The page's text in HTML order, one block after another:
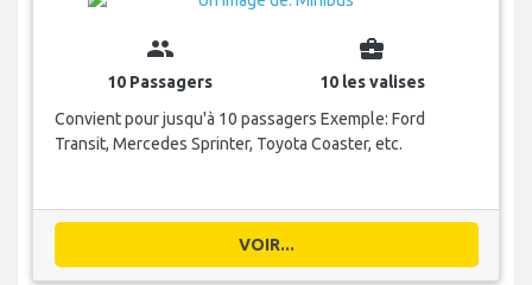
group
10 Passagers
business_center
10 les valises
Convient pour jusqu'à 10 passagers Exemple: Ford
Transit, Mercedes Sprinter, Toyota Coaster, etc.
VOIR...